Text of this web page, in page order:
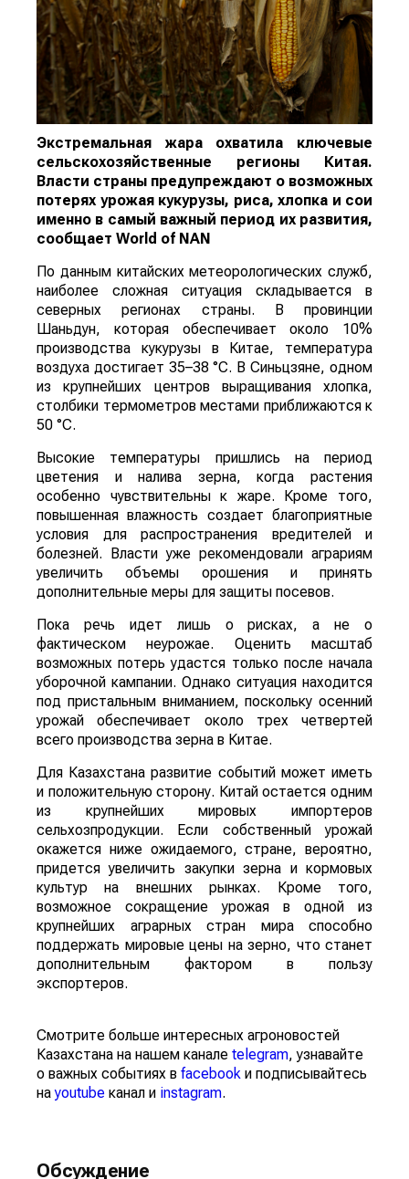
Экстремальная жара охватила ключевые
сельскохозяйственные регионы Китая.
Власти страны предупреждают о возможных
потерях урожая кукурузы, риса, хлопка и сои
именно в самый важный период их развития,
сообщает World of NAN
По данным китайских метеорологических служб,
наиболее сложная ситуация складывается в
северных регионах страны. В провинции
Шаньдун, которая обеспечивает около 10%
производства кукурузы в Китае, температура
воздуха достигает 35–38 °C. В Синьцзяне, одном
из крупнейших центров выращивания хлопка,
столбики термометров местами приближаются к
50 °C.
Высокие температуры пришлись на период
цветения и налива зерна, когда растения
особенно чувствительны к жаре. Кроме того,
повышенная влажность создает благоприятные
условия для распространения вредителей и
болезней. Власти уже рекомендовали аграриям
увеличить объемы орошения и принять
дополнительные меры для защиты посевов.
Пока речь идет лишь о рисках, а не о
фактическом неурожае. Оценить масштаб
возможных потерь удастся только после начала
уборочной кампании. Однако ситуация находится
под пристальным вниманием, поскольку осенний
урожай обеспечивает около трех четвертей
всего производства зерна в Китае.
Для Казахстана развитие событий может иметь
и положительную сторону. Китай остается одним
из крупнейших мировых импортеров
сельхозпродукции. Если собственный урожай
окажется ниже ожидаемого, стране, вероятно,
придется увеличить закупки зерна и кормовых
культур на внешних рынках. Кроме того,
возможное сокращение урожая в одной из
крупнейших аграрных стран мира способно
поддержать мировые цены на зерно, что станет
дополнительным фактором в пользу
экспортеров.
Смотрите больше интересных агроновостей
Казахстана на нашем канале telegram, узнавайте
о важных событиях в facebook и подписывайтесь
наyoutube канал и instagram.
Обсуждение